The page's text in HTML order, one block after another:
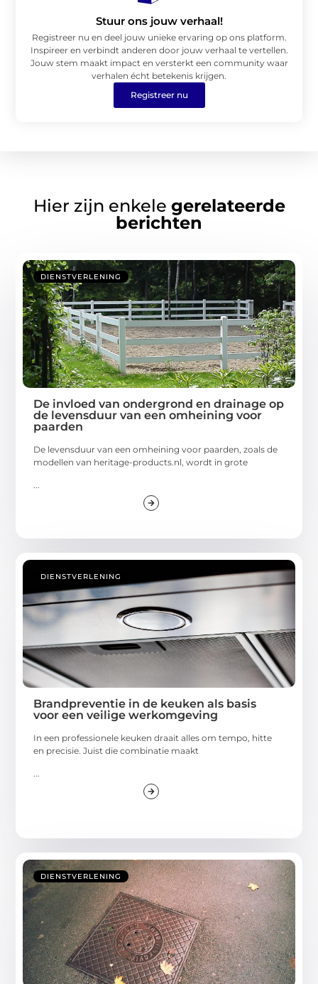
Stuur ons jouw verhaal!
Registreer nu en deel jouw unieke ervaring op ons platform.
Inspireer en verbindt anderen door jouw verhaal te vertellen.
Jouw stem maakt impact en versterkt een community waar
verhalen écht betekenis krijgen.
Registreer nu
Hier zijn enkele gerelateerde
berichten
DIENSTVERLENING
De invloed van ondergrond en drainage op
de levensduur van een omheining voor
paarden
De levensduur van een omheining voor paarden, zoals de
modellen van heritage-products.nl, wordt in grote
...
DIENSTVERLENING
Brandpreventie in de keuken als basis
voor een veilige werkomgeving
In een professionele keuken draait alles om tempo, hitte
en precisie. Juist die combinatie maakt
...
DIENSTVERLENING